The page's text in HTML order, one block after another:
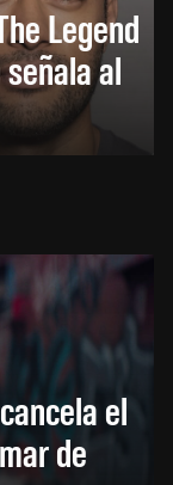
Legend
al
el
de